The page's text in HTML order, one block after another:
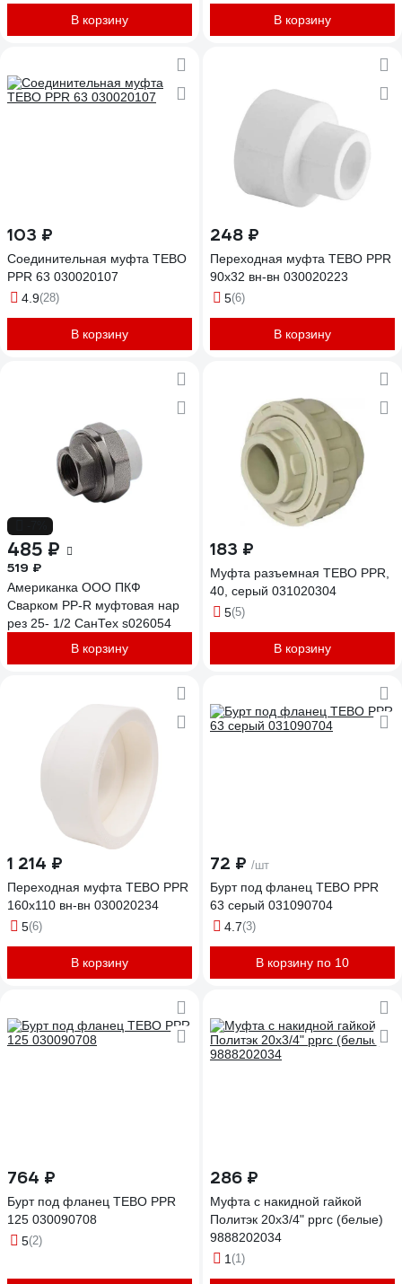
В корзину В корзину
103 ₽
Соединительная муфта TEBO
PPR 63 030020107
4.9(28)
В корзину
248 ₽
Переходная муфта TEBO PPR
90x32 вн-вн 030020223
5(6)
В корзину
485 ₽
519 ₽
Американка ООО ПКФ
Сварком PP-R муфтовая нар
рез 25- 1/2 СанТех s026054
В корзину
183 ₽
Муфта разъемная TEBO PPR,
40, серый 031020304
5(5)
В корзину
1 214 ₽
Переходная муфта TEBO PPR
160x110 вн-вн 030020234
5(6)
В корзину
72 ₽ /шт
Бурт под фланец TEBO PPR
63 серый 031090704
4.7(3)
В корзину по 10
764 ₽
Бурт под фланец TEBO PPR
125 030090708
5(2)
286 ₽
Муфта с накидной гайкой
Политэк 20x3/4" pprc (белые)
9888202034
1 (1)